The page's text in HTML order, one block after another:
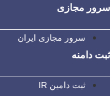
سرور مجازی
سرور مجازی ایران
ثبت دامنه
ثبت دامین IR